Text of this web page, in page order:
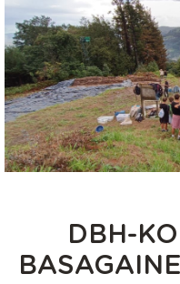
Irudia
DBH-